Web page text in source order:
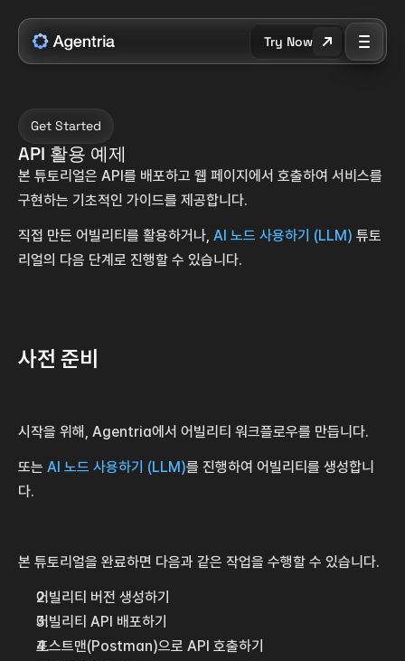
Get Started
API 활용 예제
본 튜토리얼은 API를 배포하고 웹 페이지에서 호출하여 서비스를
구현하는 기초적인 가이드를 제공합니다.
직접 만든 어빌리티를 활용하거나, AI 노드 사용하기 (LLM) 튜토
리얼의 다음 단계로 진행할 수 있습니다.
사전 준비
시작을 위해, Agentria에서 어빌리티 워크플로우를 만듭니다.
또는 AI 노드 사용하기 (LLM)를 진행하여 어빌리티를 생성합니
다.
본 튜토리얼을 완료하면 다음과 같은 작업을 수행할 수 있습니다.
어빌리티 버전 생성하기
어빌리티 API 배포하기
포스트맨(Postman)으로 API 호출하기
Try Now